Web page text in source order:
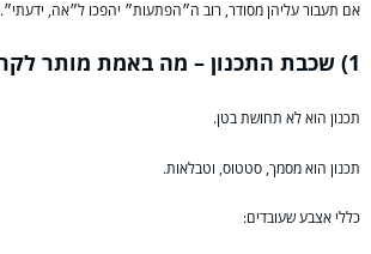
אם תעבור עליהן מסודר, רוב ה״הפתעות״ יהפכו ל״אה, ידעתי״.
1) שכבת התכנון – מה באמת מותר לקרות פה?
תכנון הוא לא תחושת בטן.
תכנון הוא מסמך, סטטוס, וטבלאות.
כללי אצבע שעובדים: